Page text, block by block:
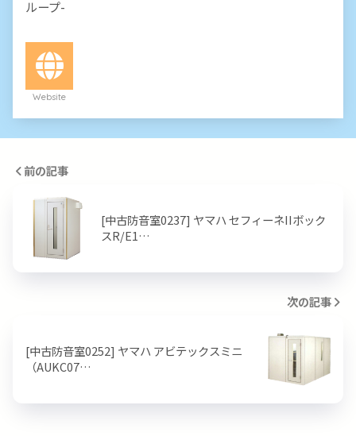
ループ-
Website
前の記事
[中古防音室0237] ヤマハ セフィーネIIボック
スR/E1…
次の記事
[中古防音室0252] ヤマハ アビテックスミニ
（AUKC07…